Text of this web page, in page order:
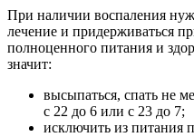
При наличии воспаления
лечение и придерживаться
полноценного питания и
значит:
высыпаться, спать не
с 22 до 6 или с 23 до 7;
исключить из питания